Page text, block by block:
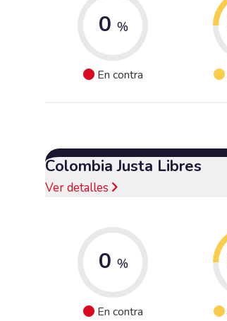
0 %
En contra
Colombia Justa Libres
Ver detalles
0 %
En contra